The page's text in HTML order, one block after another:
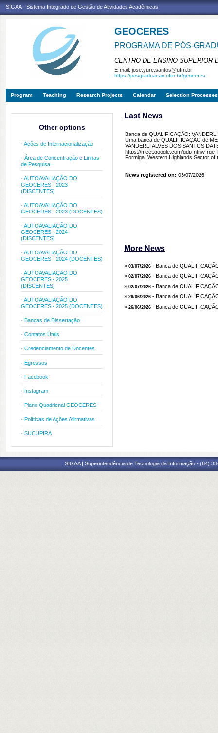
SIGAA - Sistema Integrado de Gestão de Atividades Acadêmicas
GEOCERES
PROGRAMA DE PÓS-
CENTRO DE ENSINO SUPERIOR
E-mail: jose.yure.santos@ufrn.br
https://posgraduacao.ufrn.br/geoceres
Program Teaching Research Projects Calendar Selection Processes
Other options
· Ações de Internacionalização
· Área de Concentração e Linhas
de Pesquisa
· AUTOAVALIAÇÃO DO
GEOCERES - 2023
(DISCENTES)
· AUTOAVALIAÇÃO DO
GEOCERES - 2023 (DOCENTES)
· AUTOAVALIAÇÃO DO
GEOCERES - 2024
(DISCENTES)
· AUTOAVALIAÇÃO DO
GEOCERES - 2024 (DOCENTES)
· AUTOAVALIAÇÃO DO
GEOCERES - 2025
(DISCENTES)
· AUTOAVALIAÇÃO DO
GEOCERES - 2025 (DOCENTES)
· Bancas de Dissertação
· Contatos Úteis
· Credenciamento de Docentes
· Egressos
· Facebook
· Instagram
· Plano Quadrienal GEOCERES
· Políticas de Ações Afirmativas
· SUCUPIRA
Last News
Banca de QUALIFICAÇÃO:
Uma banca de QUALIFICAÇÃO de
VANDERLI ALVES DOS SANTOS
https://meet.google.com/gdp-ntnw-rqe
Formiga, Western Highlands Sector of
News registered on: 03/07/2026
More News
» 03/07/2026 - Banca de
» 02/07/2026 - Banca de
» 02/07/2026 - Banca de
» 26/06/2026 - Banca de
» 26/06/2026 - Banca de
SIGAA | Superintendência de Tecnologia da Informação - (84)